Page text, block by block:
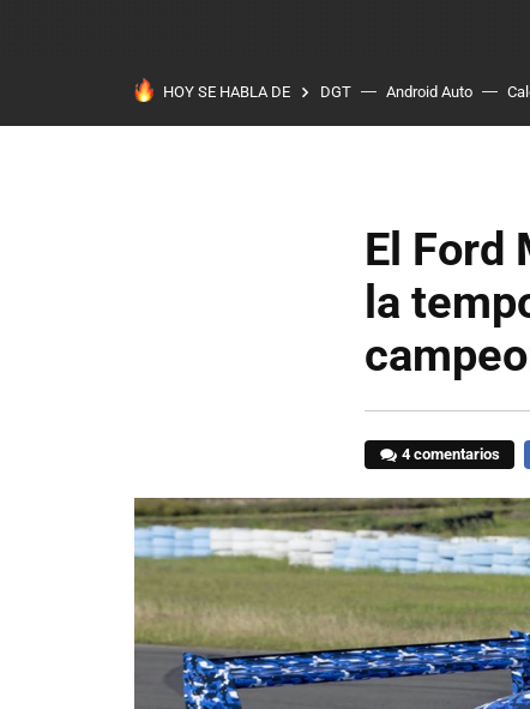
HOY SE HABLA DE DGT Android Auto
El Ford
la
4 comentarios